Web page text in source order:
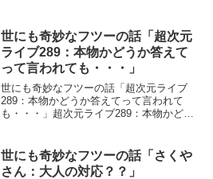
世にも奇妙なフツーの話「超次元
ライブ289：本物かどうか答えて
って言われても・・・」
世にも奇妙なフツーの話「超次元ライブ
289：本物かどうか答えてって言われて
も・・・」超次元ライブ289：本物かどう
り していた歴史上の人物はいるのでしょ
うか？ 輪廻転生...
世にも奇妙なフツーの話「さくや
さん：大人の対応？？」